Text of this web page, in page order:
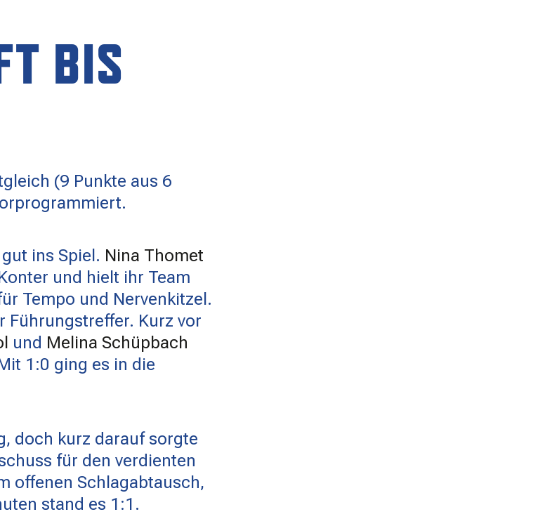
BIS
(9 Punkte aus 6
ins Spiel. Nina Thomet
und hielt ihr Team
Tempo und Nervenkitzel.
Führungstreffer. Kurz vor
und Melina Schüpbach
1:0 ging es in die
doch kurz darauf sorgte
für den verdienten
offenen Schlagabtausch,
stand es 1:1.